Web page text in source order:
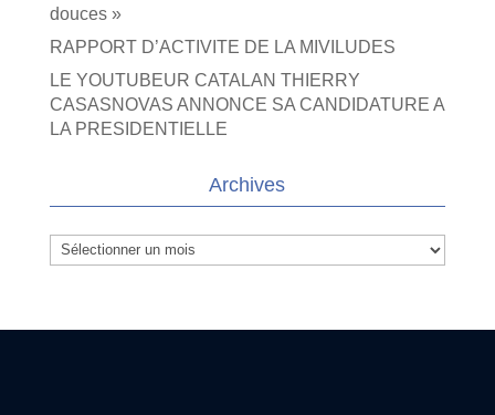
douces »
RAPPORT D’ACTIVITE DE LA MIVILUDES
LE YOUTUBEUR CATALAN THIERRY
CASASNOVAS ANNONCE SA CANDIDATURE A
LA PRESIDENTIELLE
Archives
Archives